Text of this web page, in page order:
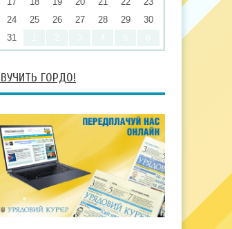
24
25 26 27 28 29
30
31
ГОРДО!